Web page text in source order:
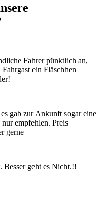
Fahrer pünktlich an,
ein Fläschhen
gab zur Ankunft sogar eine
empfehlen. Preis
gerne
Besser geht es Nicht.!!